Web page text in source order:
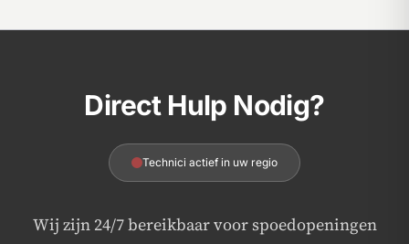
Direct Hulp Nodig?
Technici actief in uw regio
Wij zijn 24/7 bereikbaar voor spoedopeningen